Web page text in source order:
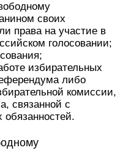
своих
права на участие в
голосовании;
избирательных
либо
комиссии,
связанной с